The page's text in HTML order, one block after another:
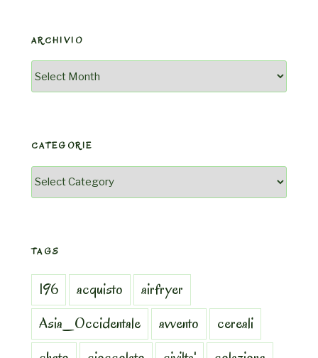
ARCHIVIO
Archivio
CATEGORIE
Categorie
TAGS
196 acquisto
airfryer
Asia_Occidentale
avvento
cereali